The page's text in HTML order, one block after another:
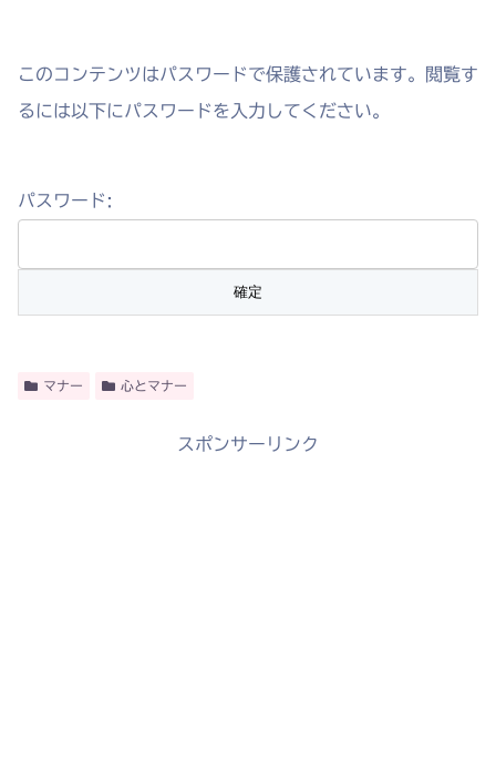
このコンテンツはパスワードで保護されています。閲覧す
るには以下にパスワードを入力してください。
パスワード:
マナー 心とマナー
スポンサーリンク